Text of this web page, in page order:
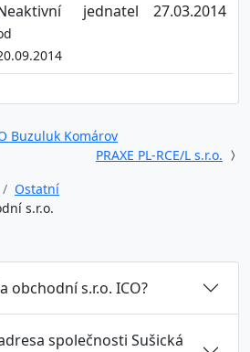
jednatel 27.03.2014
Buzuluk Komárov
PRAXE PL-RCE/L s.r.o.
Ostatní
s.r.o.
obchodní s.r.o. ICO?
společnosti Sušická